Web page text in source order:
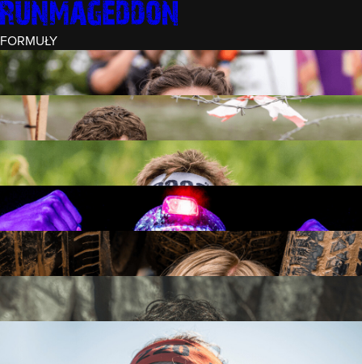
FORMUŁY
INTRO (¼)
15 PRZESZKÓD
3 KM+
REKRUT (½)
30 PRZESZKÓD
6 KM+
RUNMAGEDDON
50 PRZESZKÓD
12 KM+
NOCNY REKRUT (½)
30 PRZESZKÓD
6 KM+
INTRO U-16
15 PRZESZKÓD
3 KM+
RUNMAGEDDON HARDCORE
70 PRZESZKÓD
21 KM+
42 KM+